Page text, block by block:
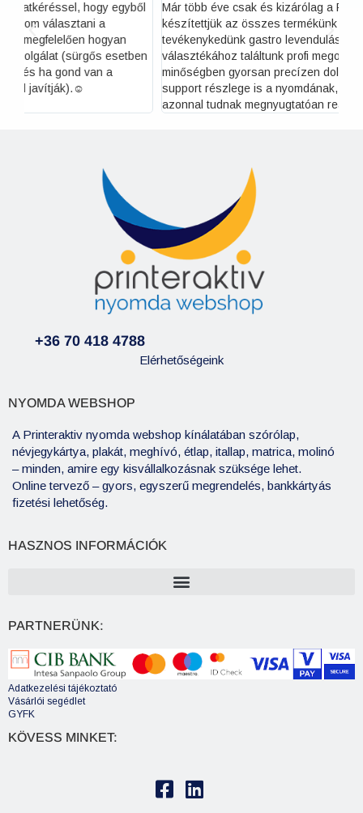
Már több éve csak és kizárólag a Printeraktív nyomdával
készítettjük az összes termékünk címkéjét. Kistermelőként
tevékenykedünk gastro levendulás termékek széles
választékához találtunk profi megoldást. Rendkívül jó
minőségben gyorsan precízen dolgoznak. Nagyon jó a
support részlege is a nyomdának, mert bármilyen kérdésre
azonnal tudnak megnyugtatóan reagálni
+36 70 418 4788
Elérhetőségeink
NYOMDA WEBSHOP
A Printeraktiv nyomda webshop kínálatában szórólap,
névjegykártya, plakát, meghívó, étlap, itallap, matrica, molinó
– minden, amire egy kisvállalkozásnak szüksége lehet.
Online tervező – gyors, egyszerű megrendelés, bankkártyás
fizetési lehetőség.
HASZNOS INFORMÁCIÓK
PARTNERÜNK:
Adatkezelési tájékoztató
Vásárlói segédlet
GYFK
KÖVESS MINKET: